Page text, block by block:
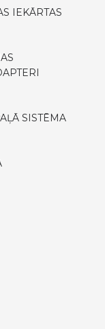
IEKĀRTAS
SISTĒMA